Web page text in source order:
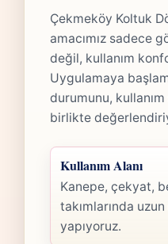
Çekmeköy Koltuk
amacımız sadece
değil, kullanım
Uygulamaya
durumunu, kullanım
birlikte
Kullanım Alanı
Kanepe, çekyat,
takımlarında
yapıyoruz.